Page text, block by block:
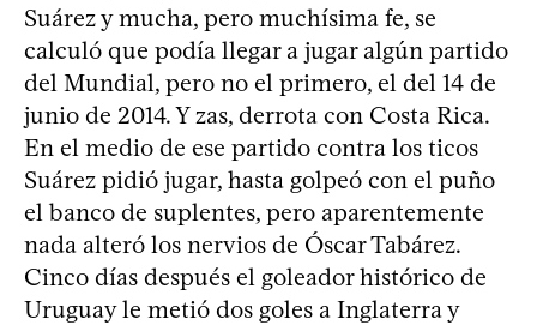
Suárez y mucha, pero muchísima fe, se
calculó que podía llegar a jugar algún partido
del Mundial, pero no el primero, el del 14 de
junio de 2014. Y zas, derrota con Costa Rica.
En el medio de ese partido contra los ticos
Suárez pidió jugar, hasta golpeó con el puño
el banco de suplentes, pero aparentemente
nada alteró los nervios de Óscar Tabárez.
Cinco días después el goleador histórico de
Uruguay le metió dos goles a Inglaterra y